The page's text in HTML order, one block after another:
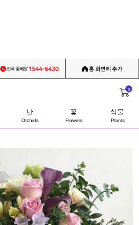
0
난
Orchids
꽃
Flowers
식물
Plants